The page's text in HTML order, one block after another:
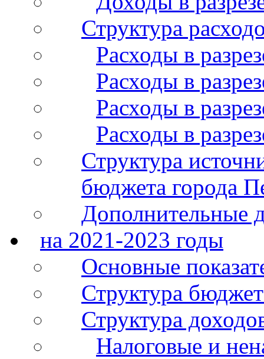
Структура
Расходы в
Расходы в
Расходы в
Расходы в
Структура
бюджета города
Дополнительные
на 2021-2023 годы
Основные
Структура
Структура
Налоговые и